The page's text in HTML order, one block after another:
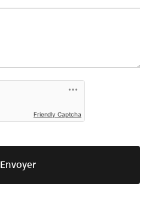
Friendly Captcha
Envoyer